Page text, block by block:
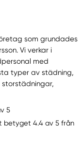
som grundades
Vi verkar i
med
typer av städning,
5
betyget 4.4 av 5 från